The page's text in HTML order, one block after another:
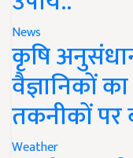
News
कृषि
वैज्ञानिकों
तकनीकों पर
Weather